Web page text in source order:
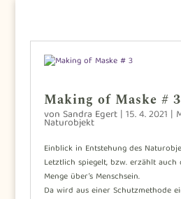
Making of Maske # 3
von Sandra Egert| 15. 4. 2021 |
Naturobjekt
Einblick in Entstehung des
Letztlich spiegelt, bzw. erzählt auch
Menge über’s Menschsein.
Da wird aus einer Schutzmethode